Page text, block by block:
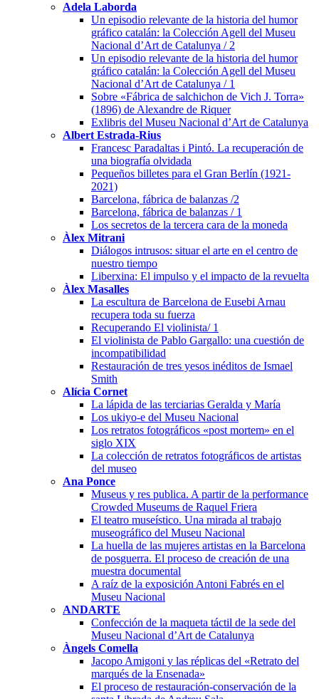
Adela Laborda
Un episodio relevante de la historia del humor
gráfico catalán: la Colección Agell del Museu
Nacional d’Art de Catalunya / 2
Un episodio relevante de la historia del humor
gráfico catalán: la Colección Agell del Museu
Nacional d’Art de Catalunya / 1
Sobre «Fábrica de salchichon de Vich J. Torra»
(1896) de Alexandre de Riquer
Exlibris del Museu Nacional d’Art de Catalunya
Albert Estrada-Rius
Francesc Paradaltas i Pintó. La recuperación de
una biografía olvidada
Pequeños billetes para el Gran Berlín (1921-
2021)
Barcelona, fábrica de balanzas /2
Barcelona, fábrica de balanzas / 1
Los secretos de la tercera cara de la moneda
Àlex Mitrani
Diálogos intrusos: situar el arte en el centro de
nuestro tiempo
Liberxina: El impulso y el impacto de la revuelta
Àlex Masalles
La escultura de Barcelona de Eusebi Arnau
recupera toda su fuerza
Recuperando El violinista/ 1
El violinista de Pablo Gargallo: una cuestión de
incompatibilidad
Restauración de tres yesos inéditos de Ismael
Smith
Alícia Cornet
La lápida de las terciarias Geralda y María
Los ukiyo-e del Museu Nacional
Los retratos fotográficos «post mortem» en el
siglo XIX
La colección de retratos fotográficos de artistas
del museo
Ana Ponce
Museus y res publica. A partir de la performance
Crowded Museums de Raquel Friera
El teatro museístico. Una mirada al trabajo
museográfico del Museu Nacional
La huella de las mujeres artistas en la Barcelona
de posguerra. El proceso de creación de una
muestra documental
A raíz de la exposición Antoni Fabrés en el
Museu Nacional
ANDARTE
Confección de la maqueta táctil de la sede del
Museu Nacional d’Art de Catalunya
Àngels Comella
Jacopo Amigoni y las réplicas del «Retrato del
marqués de la Ensenada»
El proceso de restauración-conservación de la